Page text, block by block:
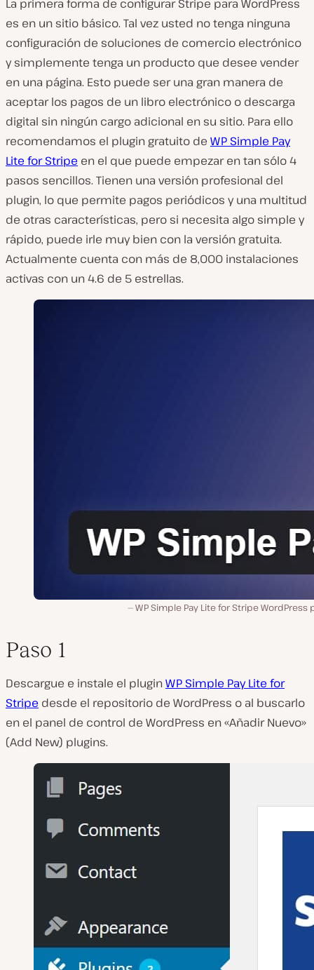
La primera forma de configurar Stripe para WordPress
es en un sitio básico. Tal vez usted no tenga ninguna
configuración de soluciones de comercio electrónico
y simplemente tenga un producto que desee vender
en una página. Esto puede ser una gran manera de
aceptar los pagos de un libro electrónico o descarga
digital sin ningún cargo adicional en su sitio. Para ello
recomendamos el plugin gratuito de WP Simple Pay
Lite for Stripe en el que puede empezar en tan sólo 4
pasos sencillos. Tienen una versión profesional del
plugin, lo que permite pagos periódicos y una multitud
de otras características, pero si necesita algo simple y
rápido, puede irle muy bien con la versión gratuita.
Actualmente cuenta con más de 8,000 instalaciones
activas con un 4.6 de 5 estrellas.
WP Simple Pay Lite for Stripe WordPress
Paso 1
Descargue e instale el pluginWP Simple Pay Lite for
Stripe desde el repositorio de WordPress o al buscarlo
en el panel de control de WordPress en «Añadir Nuevo»
(Add New) plugins.